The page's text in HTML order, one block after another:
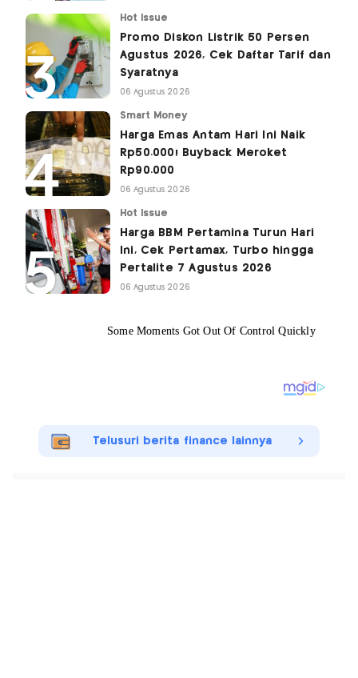
Hot Issue
Promo Diskon Listrik 50 Persen
Agustus 2026, Cek Daftar Tarif dan
Syaratnya
06 Agustus 2026
Smart Money
Harga Emas Antam Hari Ini Naik
Rp50.000! Buyback Meroket
Rp90.000
06 Agustus 2026
Hot Issue
Harga BBM Pertamina Turun Hari
Ini, Cek Pertamax, Turbo hingga
Pertalite 7 Agustus 2026
06 Agustus 2026
Telusuri berita finance lainnya